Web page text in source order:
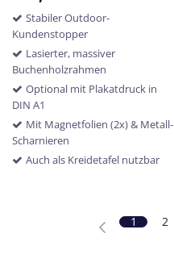
Stabiler Outdoor-
Kundenstopper
Lasierter, massiver
Buchenholzrahmen
Optional mit Plakatdruck in
DIN A1
Mit Magnetfolien (2x) & Metall-
Scharnieren
Auch als Kreidetafel nutzbar
1 2